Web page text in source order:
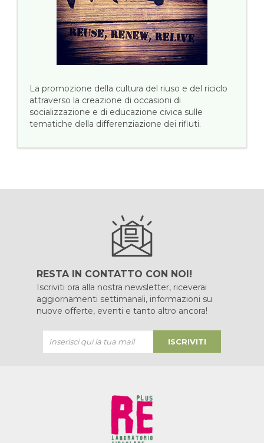
La promozione della cultura del riuso e del riciclo
attraverso la creazione di occasioni di
socializzazione e di educazione civica sulle
tematiche della differenziazione dei rifiuti.
RESTA IN CONTATTO CON NOI!
Iscriviti ora alla nostra newsletter, riceverai
aggiornamenti settimanali, informazioni su
nuove offerte, eventi e tanto altro ancora!
ISCRIVITI